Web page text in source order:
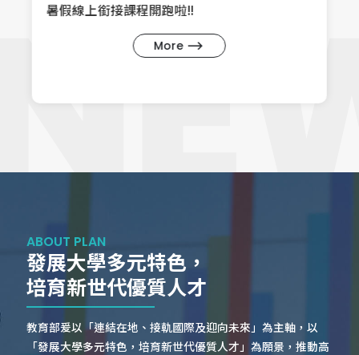
​暑假線上銜接課程開跑啦!!
More
ABOUT PLAN
發展大學多元特色，
培育新世代優質人才
教育部爰以「連結在地、接軌國際及迎向未來」為主軸，以
「發展大學多元特色，培育新世代優質人才」為願景，推動高